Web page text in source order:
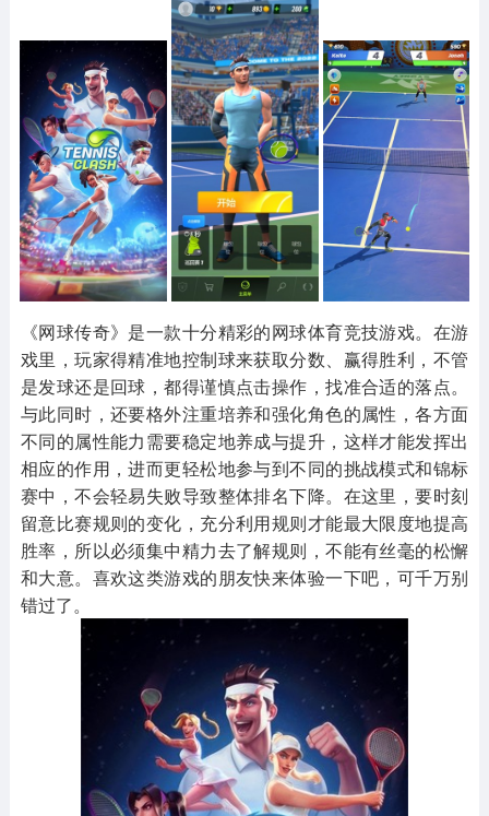
2716款应用
其他
1654款应用
游戏助手
515款应用
MOD游戏
1056款应用
《网球传奇》是一款十分精彩的网球体育竞技游戏。在游
戏里，玩家得精准地控制球来获取分数、赢得胜利，不管
是发球还是回球，都得谨慎点击操作，找准合适的落点。
与此同时，还要格外注重培养和强化角色的属性，各方面
不同的属性能力需要稳定地养成与提升，这样才能发挥出
相应的作用，进而更轻松地参与到不同的挑战模式和锦标
赛中，不会轻易失败导致整体排名下降。在这里，要时刻
留意比赛规则的变化，充分利用规则才能最大限度地提高
胜率，所以必须集中精力去了解规则，不能有丝毫的松懈
和大意。喜欢这类游戏的朋友快来体验一下吧，可千万别
错过了。